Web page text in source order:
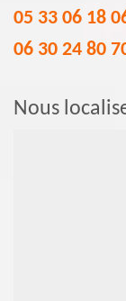
05 33 06 18
06 30 24 80
Nous